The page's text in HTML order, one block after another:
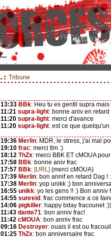
Tribune
13:33 BBk: Heu tu es gentil supra
11:21 supra-light: bonne aniv en retard
11:20 supra-light: merci d'avance
11:20 supra-light: est ce que
19:36 Merlin: MDR, le stress, j'ai mal
19:10 frac: merci tlm :)
18:12 ThZx: merci BBK ET cMOUA
17:58 BBk: bonne aniv frac
17:57 BBk: [URL] (merci cMOUA)
17:39 Merlin: bon annif en retard Dag !
17:38 Merlin: yop unikk ;) bon
16:55 unikk: yo les gens !! :) Bon
14:55 sunreid : frac commence a ce
14:06 pigkiller: happy bday fracounet
11:43 dante71: bon anniv frac!
11:42 cMOUA: bon anniv frac
09:16 Destroyer: ouais il est ou
01:25 ThZx: bon anniversaire frac